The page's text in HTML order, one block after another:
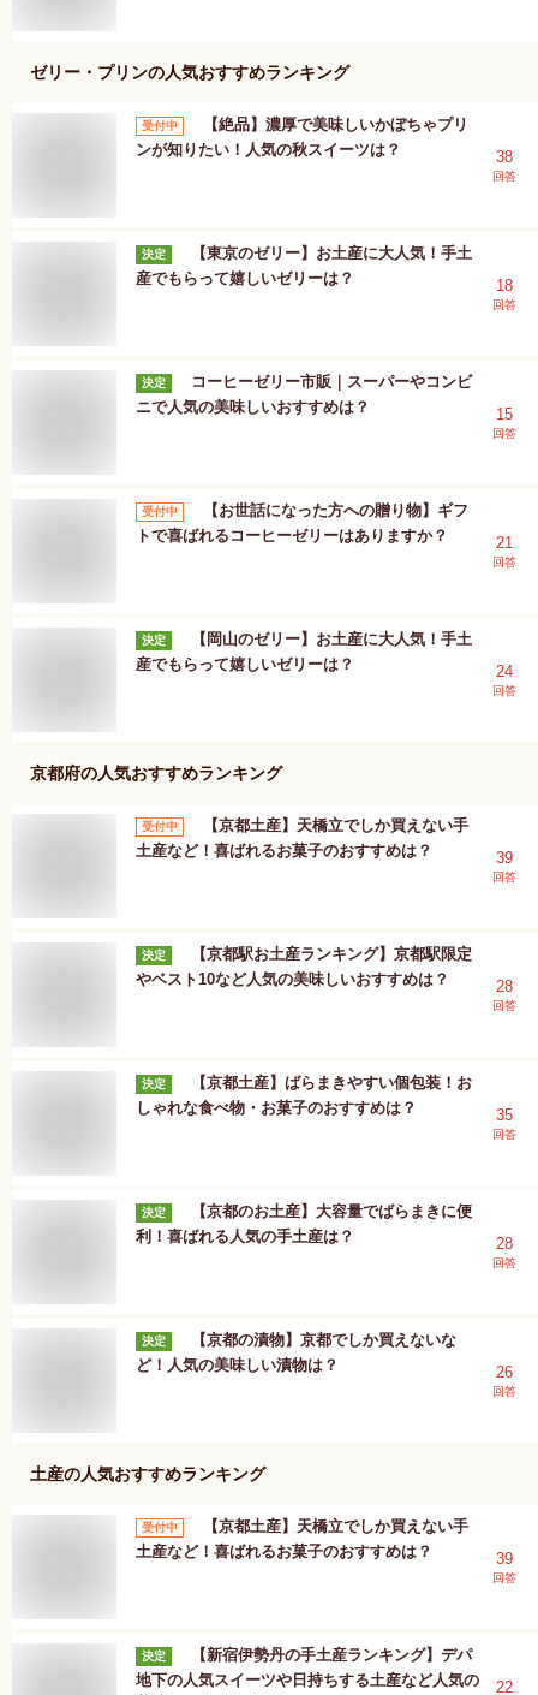
ゼリー・プリンの人気おすすめランキング
受付中
【絶品】濃厚で美味しいかぼちゃプリ
ンが知りたい！人気の秋スイーツは？
38
回答
決定
【東京のゼリー】お土産に大人気！手土
産でもらって嬉しいゼリーは？
18
回答
決定
コーヒーゼリー市販｜スーパーやコンビ
ニで人気の美味しいおすすめは？
15
回答
受付中
【お世話になった方への贈り物】ギフ
トで喜ばれるコーヒーゼリーはありますか？
21
回答
決定
【岡山のゼリー】お土産に大人気！手土
産でもらって嬉しいゼリーは？
24
回答
京都府の人気おすすめランキング
受付中
【京都土産】天橋立でしか買えない手
土産など！喜ばれるお菓子のおすすめは？
39
回答
決定
【京都駅お土産ランキング】京都駅限定
やベスト10など人気の美味しいおすすめは？
28
回答
決定
【京都土産】ばらまきやすい個包装！お
しゃれな食べ物・お菓子のおすすめは？
35
回答
決定
【京都のお土産】大容量でばらまきに便
利！喜ばれる人気の手土産は？
28
回答
決定
【京都の漬物】京都でしか買えないな
ど！人気の美味しい漬物は？
26
回答
土産の人気おすすめランキング
受付中
【京都土産】天橋立でしか買えない手
土産など！喜ばれるお菓子のおすすめは？
39
回答
決定
【新宿伊勢丹の手土産ランキング】デパ
地下の人気スイーツや日持ちする土産など人気の
22